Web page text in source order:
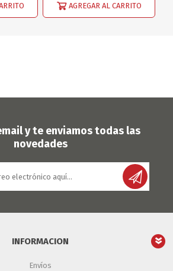
AGREGAR AL CARRITO
y te enviamos todas las
novedades
INFORMACION
Envíos